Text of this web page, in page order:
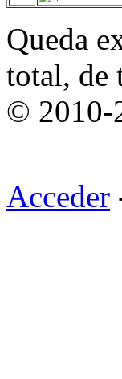
Queda
total, de
© 2010-
Acceder